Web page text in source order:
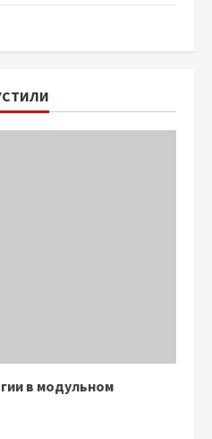
в модульном